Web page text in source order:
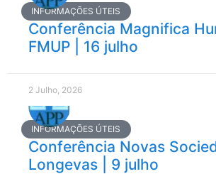
INFORMAÇÕES ÚTEIS
Conferência Magnifica
FMUP | 16 julho
2 Julho, 2026
INFORMAÇÕES ÚTEIS
Conferência Novas
Longevas | 9 julho